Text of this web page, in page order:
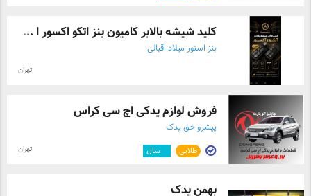
کلید شیشه بالابر کامیون بنز اتگو اکسور ا ...
بنز استور میلاد اقبالی
تهران
فروش لوازم یدکی اچ سی کراس
پیشرو حق یدک
طلایی سال تهران
بهمن یدک